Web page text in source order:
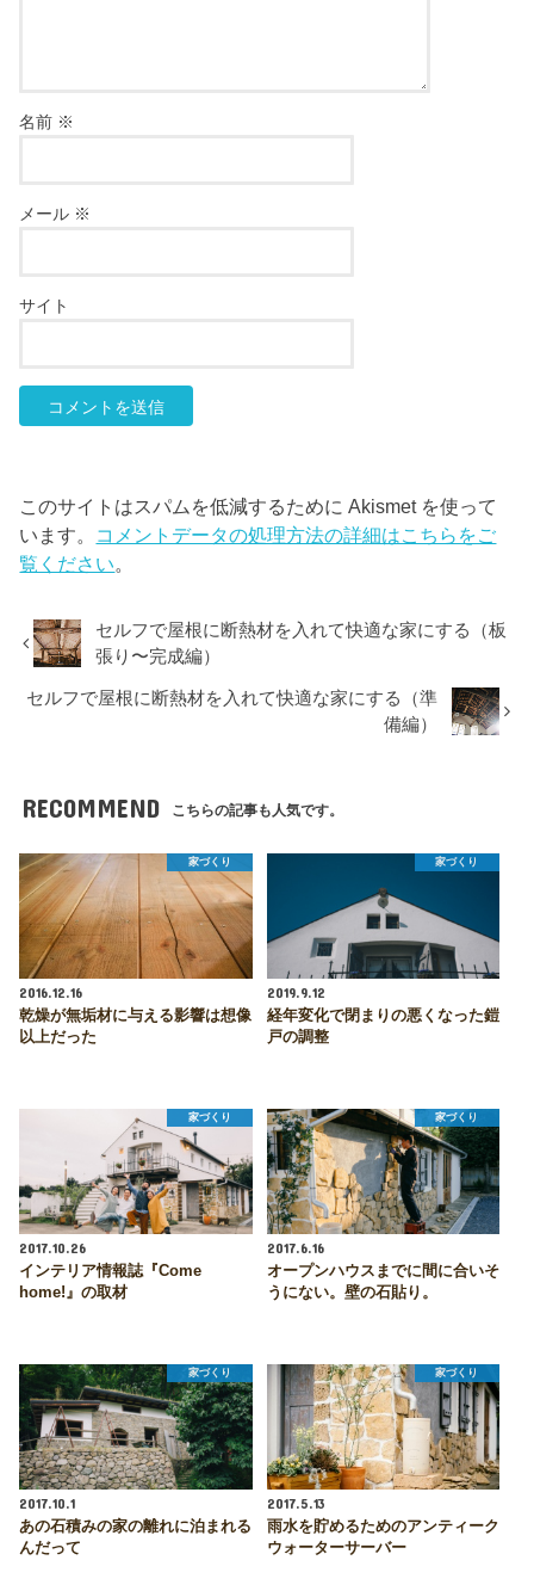
名前 ※
メール ※
サイト
このサイトはスパムを低減するために Akismet を使って
います。 コメントデータの処理方法の詳細はこちらをご
覧ください。
セルフで屋根に断熱材を入れて快適な家にする（板
張り〜完成編）
セルフで屋根に断熱材を入れて快適な家にする（準
備編）
RECOMMEND こちらの記事も人気です。
家づくり
2016.12.16
乾燥が無垢材に与える影響は想像
以上だった
家づくり
2019.9.12
経年変化で閉まりの悪くなった鎧
戸の調整
家づくり
2017.10.26
インテリア情報誌『Come
home!』の取材
家づくり
2017.6.16
オープンハウスまでに間に合いそ
うにない。壁の石貼り。
家づくり
2017.10.1
あの石積みの家の離れに泊まれる
んだって
家づくり
2017.5.13
雨水を貯めるためのアンティーク
ウォーターサーバー